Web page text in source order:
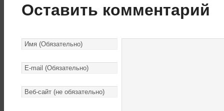
Оставить комментарий